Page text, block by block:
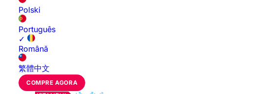
Polski
Português
✓
Română
繁體中文
COMPRE AGORA